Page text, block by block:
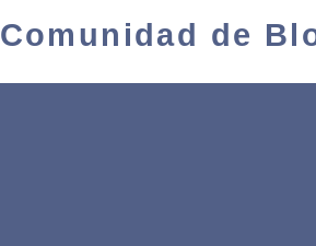
Comunidad de